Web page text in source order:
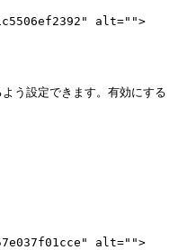
1c5506ef2392" alt="">
う設定できます。有効にする
57e037f01cce" alt="">